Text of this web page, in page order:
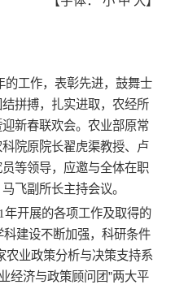
的工作，表彰先进，鼓舞士
拼搏，扎实进取，农经所
新春联欢会。农业部原常
院原院长翟虎渠教授、卢
等领导，应邀与全体在职
飞副所长主持会议。
年开展的各项工作及取得的
科建设不断加强，科研条件
农业政策分析与决策支持系
经济与政策顾问团”两大平